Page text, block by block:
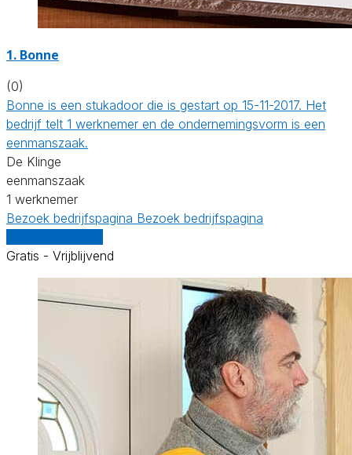
1. Bonne
(0)
Bonne is een stukadoor die is gestart op 15-11-2017. Het
bedrijf telt 1 werknemer en de ondernemingsvorm is een
eenmanszaak.
De Klinge
eenmanszaak
1 werknemer
Bezoek bedrijfspagina Bezoek bedrijfspagina
Gratis - Vrijblijvend